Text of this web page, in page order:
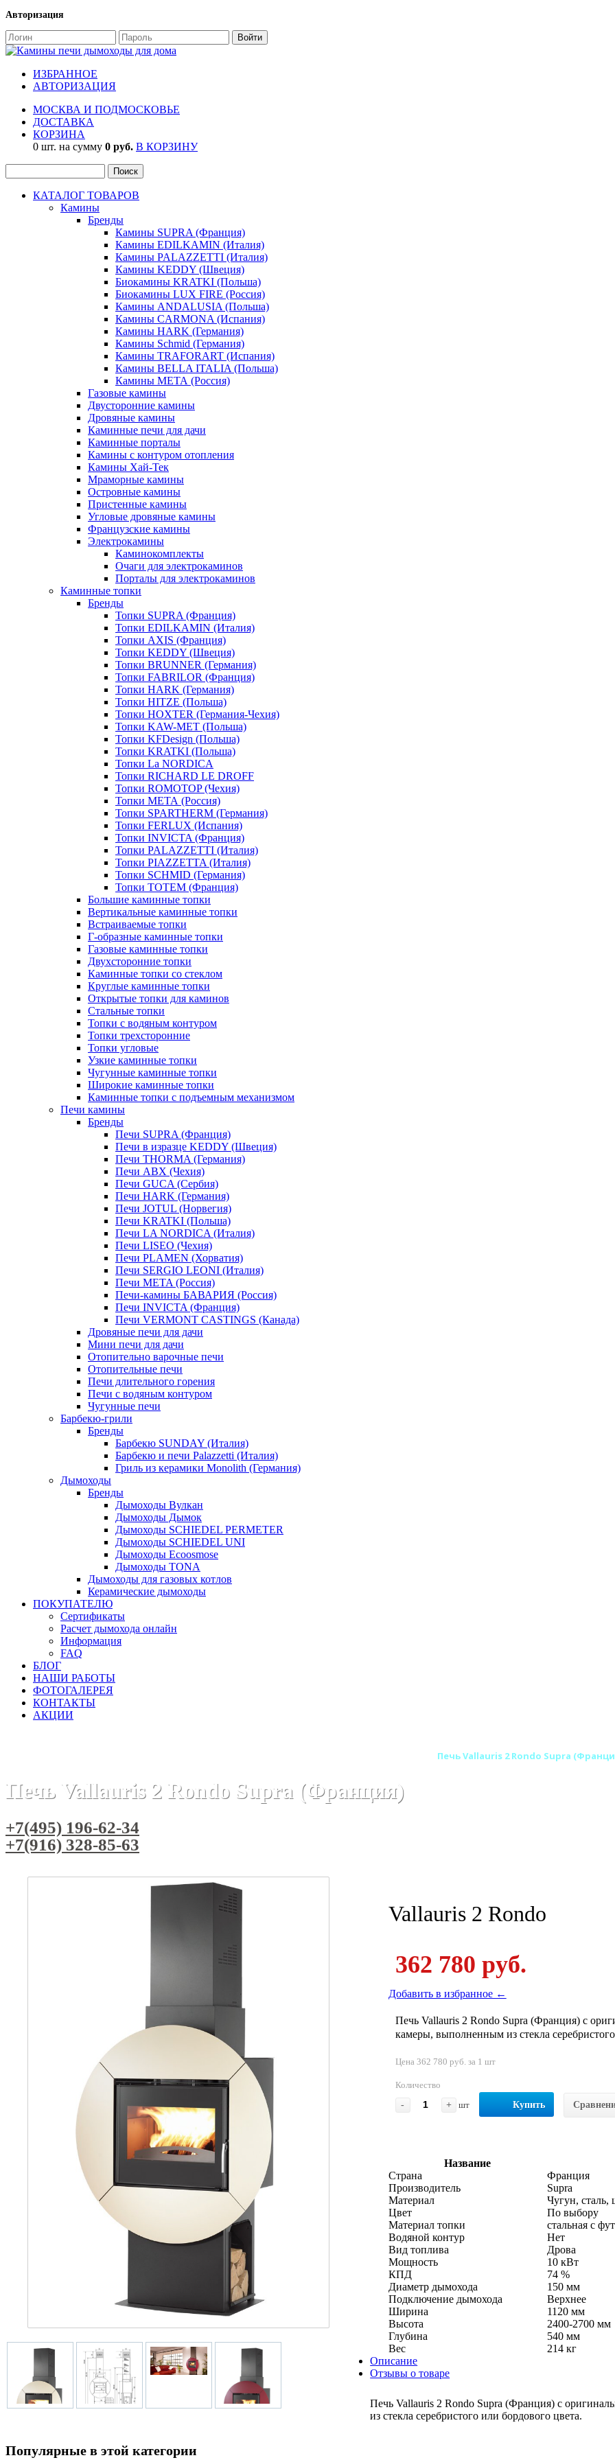
Авторизация
ИЗБРАННОЕ
АВТОРИЗАЦИЯ
МОСКВА И ПОДМОСКОВЬЕ
ДОСТАВКА
КОРЗИНА
0 шт. на сумму 0 руб. В КОРЗИНУ
КАТАЛОГ ТОВАРОВ
Камины
Бренды
Камины SUPRA (Франция)
Камины EDILKAMIN (Италия)
Камины PALAZZETTI (Италия)
Камины KEDDY (Швеция)
Биокамины KRATKI (Польша)
Биокамины LUX FIRE (Россия)
Камины ANDALUSIA (Польша)
Камины CARMONA (Испания)
Камины HARK (Германия)
Камины Schmid (Германия)
Камины TRAFORART (Испания)
Камины BELLA ITALIA (Польша)
Камины МЕТА (Россия)
Газовые камины
Двусторонние камины
Дровяные камины
Каминные печи для дачи
Каминные порталы
Камины с контуром отопления
Камины Хай-Тек
Мраморные камины
Островные камины
Пристенные камины
Угловые дровяные камины
Французские камины
Электрокамины
Каминокомплекты
Очаги для электрокаминов
Порталы для электрокаминов
Каминные топки
Бренды
Топки SUPRA (Франция)
Топки EDILKAMIN (Италия)
Топки AXIS (Франция)
Топки KEDDY (Швеция)
Топки BRUNNER (Германия)
Топки FABRILOR (Франция)
Топки HARK (Германия)
Топки HITZE (Польша)
Топки HOXTER (Германия-Чехия)
Топки KAW-MET (Польша)
Топки KFDesign (Польша)
Топки KRATKI (Польша)
Топки La NORDICA
Топки RICHARD LE DROFF
Топки ROMOTOP (Чехия)
Топки МЕТА (Россия)
Топки SPARTHERM (Германия)
Топки FERLUX (Испания)
Топки INVICTA (Франция)
Топки PALAZZETTI (Италия)
Топки PIAZZETTA (Италия)
Топки SCHMID (Германия)
Топки TOTEM (Франция)
Большие каминные топки
Вертикальные каминные топки
Встраиваемые топки
Г-образные каминные топки
Газовые каминные топки
Двухсторонние топки
Каминные топки со стеклом
Круглые каминные топки
Открытые топки для каминов
Стальные топки
Топки с водяным контуром
Топки трехсторонние
Топки угловые
Узкие каминные топки
Чугунные каминные топки
Широкие каминные топки
Каминные топки с подъемным механизмом
Печи камины
Бренды
Печи SUPRA (Франция)
Печи в изразце KEDDY (Швеция)
Печи THORMA (Германия)
Печи ABX (Чехия)
Печи GUCA (Сербия)
Печи HARK (Германия)
Печи JOTUL (Норвегия)
Печи KRATKI (Польша)
Печи LA NORDICA (Италия)
Печи LISEO (Чехия)
Печи PLAMEN (Хорватия)
Печи SERGIO LEONI (Италия)
Печи META (Россия)
Печи-камины БАВАРИЯ (Россия)
Печи INVICTA (Франция)
Печи VERMONT CASTINGS (Канада)
Дровяные печи для дачи
Мини печи для дачи
Отопительно варочные печи
Отопительные печи
Печи длительного горения
Печи с водяным контуром
Чугунные печи
Барбекю-грили
Бренды
Барбекю SUNDAY (Италия)
Барбекю и печи Palazzetti (Италия)
Гриль из керамики Monolith (Германия)
Дымоходы
Бренды
Дымоходы Вулкан
Дымоходы Дымок
Дымоходы SCHIEDEL PERMETER
Дымоходы SCHIEDEL UNI
Дымоходы Ecoosmose
Дымоходы TONA
Дымоходы для газовых котлов
Керамические дымоходы
ПОКУПАТЕЛЮ
Сертификаты
Расчет дымохода онлайн
Информация
FAQ
БЛОГ
НАШИ РАБОТЫ
ФОТОГАЛЕРЕЯ
КОНТАКТЫ
АКЦИИ
Печь Vallauris 2 Rondo Supra
Печь Vallauris 2 Rondo Supra (Франция)
+7(495) 196-62-34
+7(916) 328-85-63
Vallauris 2 Rondo
362 780 руб.
Добавить в избранное ←
Печь Vallauris 2 Rondo Supra (Франция) с
камеры, выполненным из стекла
Цена 362 780 руб. за 1 шт
Количество
-
+ шт Купить
Название
Страна
Франция
Производитель
Supra
Материал
Чугун, сталь,
Цвет
По выбору
Материал топки
стальная с
Водяной контур
Нет
Вид топлива
Дрова
Мощность
10 кВт
КПД
74 %
Диаметр дымохода
150 мм
Подключение дымохода
Верхнее
Ширина
1120 мм
Высота
2400-2700 мм
Глубина
540 мм
Вес
214 кг
Описание
Отзывы о товаре
Печь Vallauris 2 Rondo Supra (Франция) с
из стекла серебристого или бордового цвета.
Популярные в этой категории